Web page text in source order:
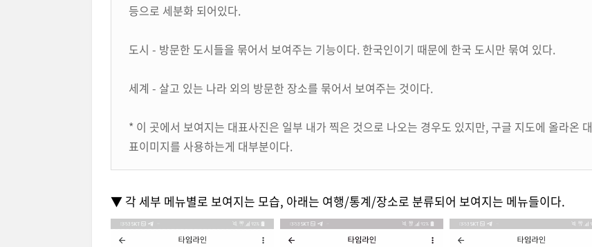
등으로 세분화 되어있다.
도시 - 방문한 도시들을 묶어서 보여주는 기능이다. 한국인이기 때문에 한국 도시만 묶여 있다.
세계 - 살고 있는 나라 외의 방문한 장소를 묶어서 보여주는 것이다.
* 이 곳에서 보여지는 대표사진은 일부 내가 찍은 것으로 나오는 경우도 있지만, 구글 지도에 올라온 대
표이미지를 사용하는게 대부분이다.
▼ 각 세부 메뉴별로 보여지는 모습, 아래는 여행/통계/장소로 분류되어 보여지는 메뉴들이다.